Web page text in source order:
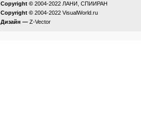
Copyright © 2004-2022 ЛАНИ, СПИИРАН
Copyright © 2004-2022 VisualWorld.ru
Дизайн — Z-Vector